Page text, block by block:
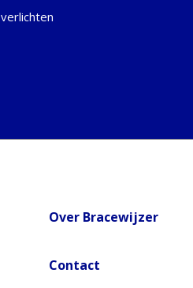
verlichten
Over Bracewijzer
Contact